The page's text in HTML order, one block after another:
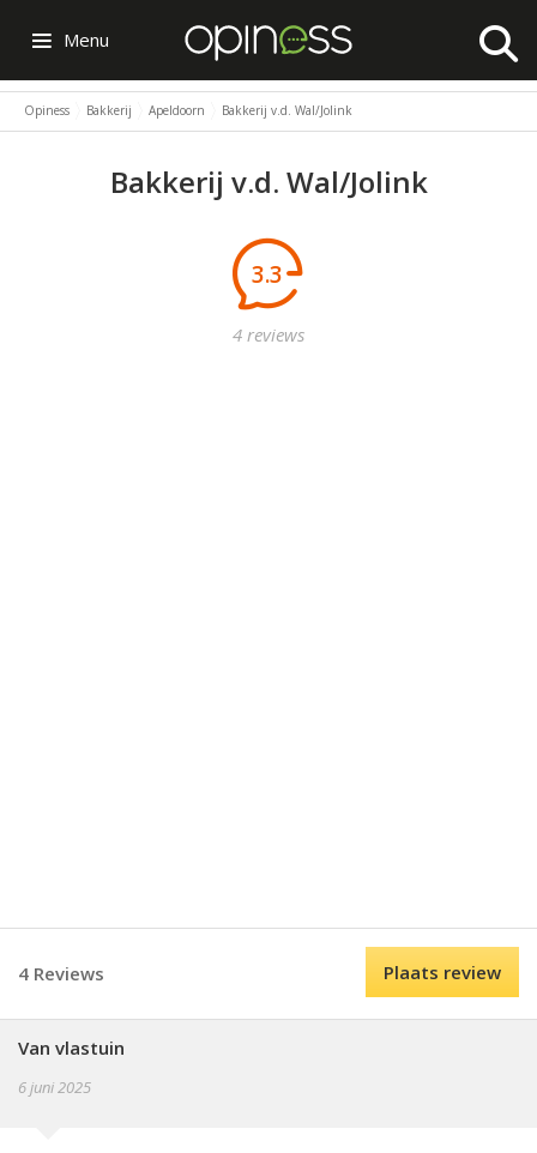
Menu
Opiness Bakkerij Apeldoorn Bakkerij v.d. Wal/Jolink
Bakkerij v.d. Wal/Jolink
3.3
4 reviews
4 Reviews Plaats review
Van vlastuin
6 juni 2025